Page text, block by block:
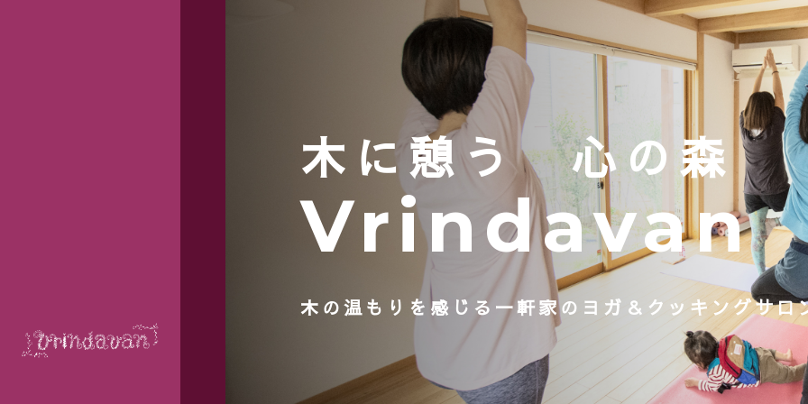
木に憩う 心の森
Vrindavan
木の温もりを感じる一軒家の ヨガ＆クッキングサロ